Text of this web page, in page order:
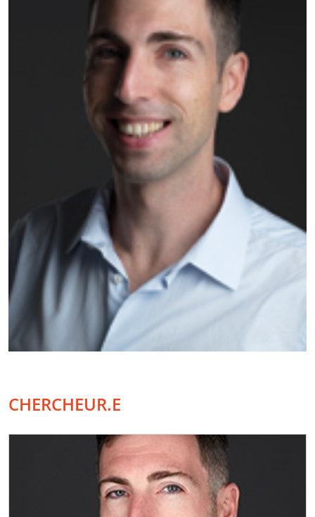
CHERCHEUR.E